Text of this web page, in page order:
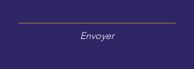
Envoyer